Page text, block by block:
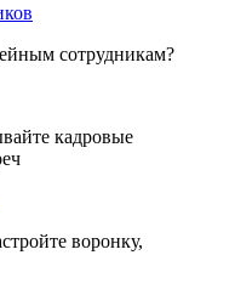
сотрудникам?
кадровые
воронку,